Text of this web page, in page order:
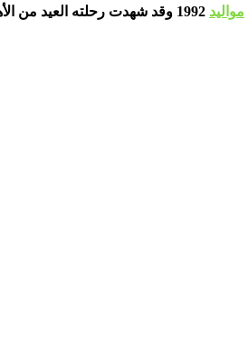
مواليد
1992 وقد شهدت رحلته العيد